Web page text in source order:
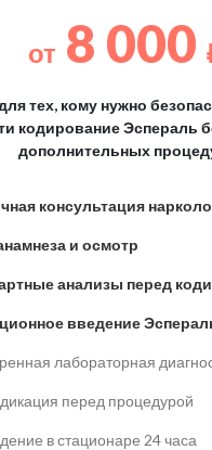
от 8 000
тех, кому нужно
кодирование Эспераль
дополнительных
консультация
и осмотр
анализы перед
введение
лабораторная
перед процедурой
в стационаре 24 часа